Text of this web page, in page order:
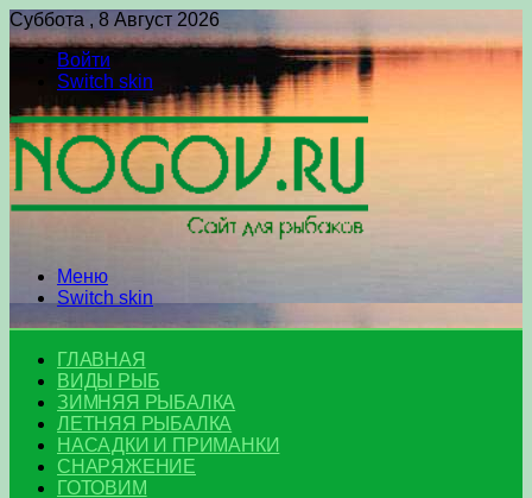
Суббота , 8 Август 2026
Войти
Switch skin
Меню
Switch skin
ГЛАВНАЯ
ВИДЫ РЫБ
ЗИМНЯЯ РЫБАЛКА
ЛЕТНЯЯ РЫБАЛКА
НАСАДКИ И ПРИМАНКИ
СНАРЯЖЕНИЕ
ГОТОВИМ